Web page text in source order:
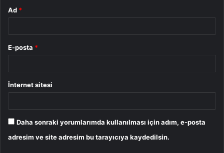
Ad *
E-posta *
İnternet sitesi
Daha sonraki yorumlarımda kullanılması için adım, e-posta
adresim ve site adresim bu tarayıcıya kaydedilsin.